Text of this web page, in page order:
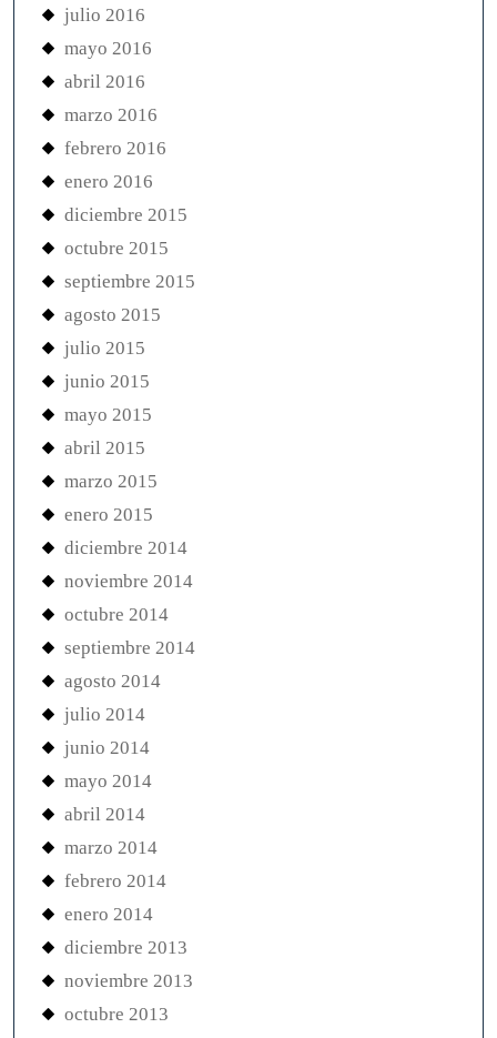
julio 2016
mayo 2016
abril 2016
marzo 2016
febrero 2016
enero 2016
diciembre 2015
octubre 2015
septiembre 2015
agosto 2015
julio 2015
junio 2015
mayo 2015
abril 2015
marzo 2015
enero 2015
diciembre 2014
noviembre 2014
octubre 2014
septiembre 2014
agosto 2014
julio 2014
junio 2014
mayo 2014
abril 2014
marzo 2014
febrero 2014
enero 2014
diciembre 2013
noviembre 2013
octubre 2013